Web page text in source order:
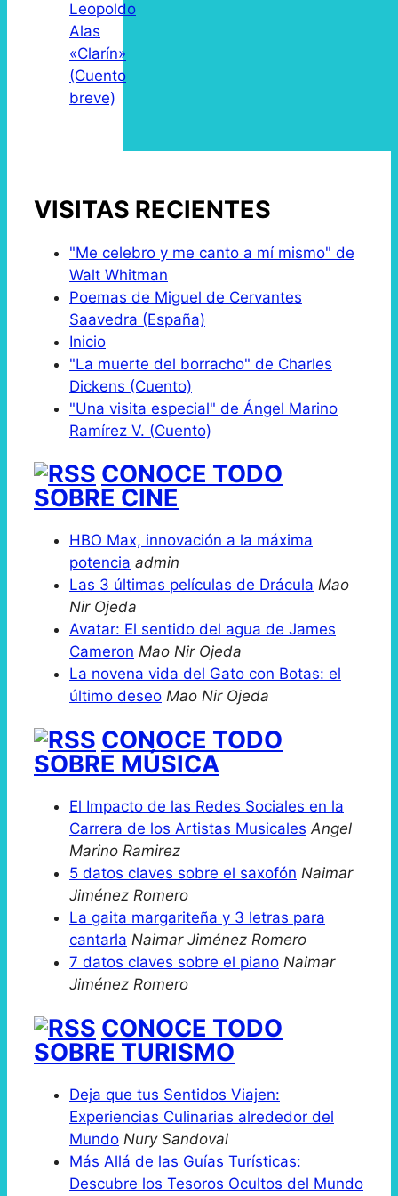
Leopoldo
Alas
«Clarín»
(Cuento
breve)
VISITAS RECIENTES
"Me celebro y me canto a mí mismo" de
Walt Whitman
Poemas de Miguel de Cervantes
Saavedra (España)
Inicio
"La muerte del borracho" de Charles
Dickens (Cuento)
"Una visita especial" de Ángel Marino
Ramírez V. (Cuento)
CONOCE TODO
SOBRE CINE
HBO Max, innovación a la máxima
potencia admin
Las 3 últimas películas de Drácula Mao
Nir Ojeda
Avatar: El sentido del agua de James
Cameron Mao Nir Ojeda
La novena vida del Gato con Botas: el
último deseo Mao Nir Ojeda
CONOCE TODO
SOBRE MÚSICA
El Impacto de las Redes Sociales en la
Carrera de los Artistas Musicales Angel
Marino Ramirez
5 datos claves sobre el saxofón Naimar
Jiménez Romero
La gaita margariteña y 3 letras para
cantarla Naimar Jiménez Romero
7 datos claves sobre el piano Naimar
Jiménez Romero
CONOCE TODO
SOBRE TURISMO
Deja que tus Sentidos Viajen:
Experiencias Culinarias alrededor del
Mundo Nury Sandoval
Más Allá de las Guías Turísticas:
Descubre los Tesoros Ocultos del Mundo